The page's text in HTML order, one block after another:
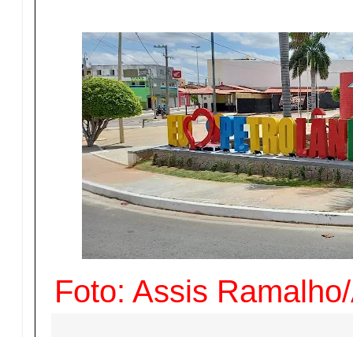
Foto: Assis